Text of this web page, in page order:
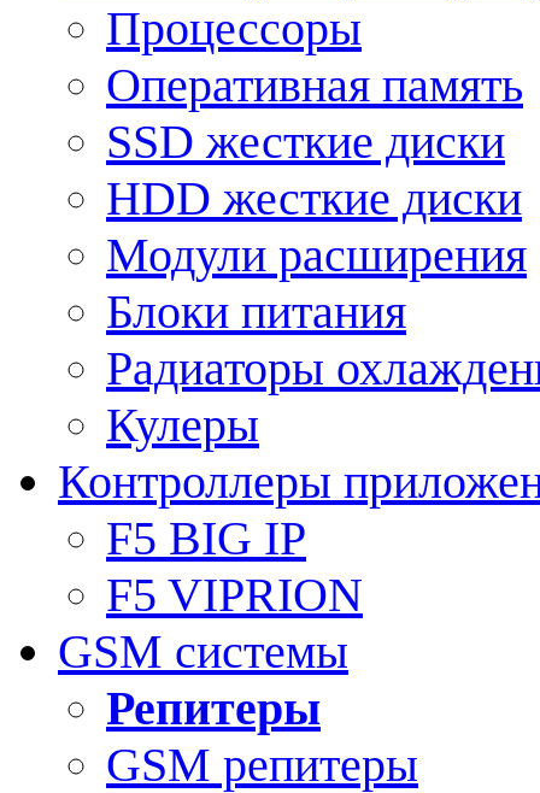
Процессоры
Оперативная память
SSD жесткие диски
HDD жесткие диски
Модули расширения
Блоки питания
Радиаторы
Кулеры
Контроллеры
F5 BIG IP
F5 VIPRION
GSM системы
Репитеры
GSM репитеры